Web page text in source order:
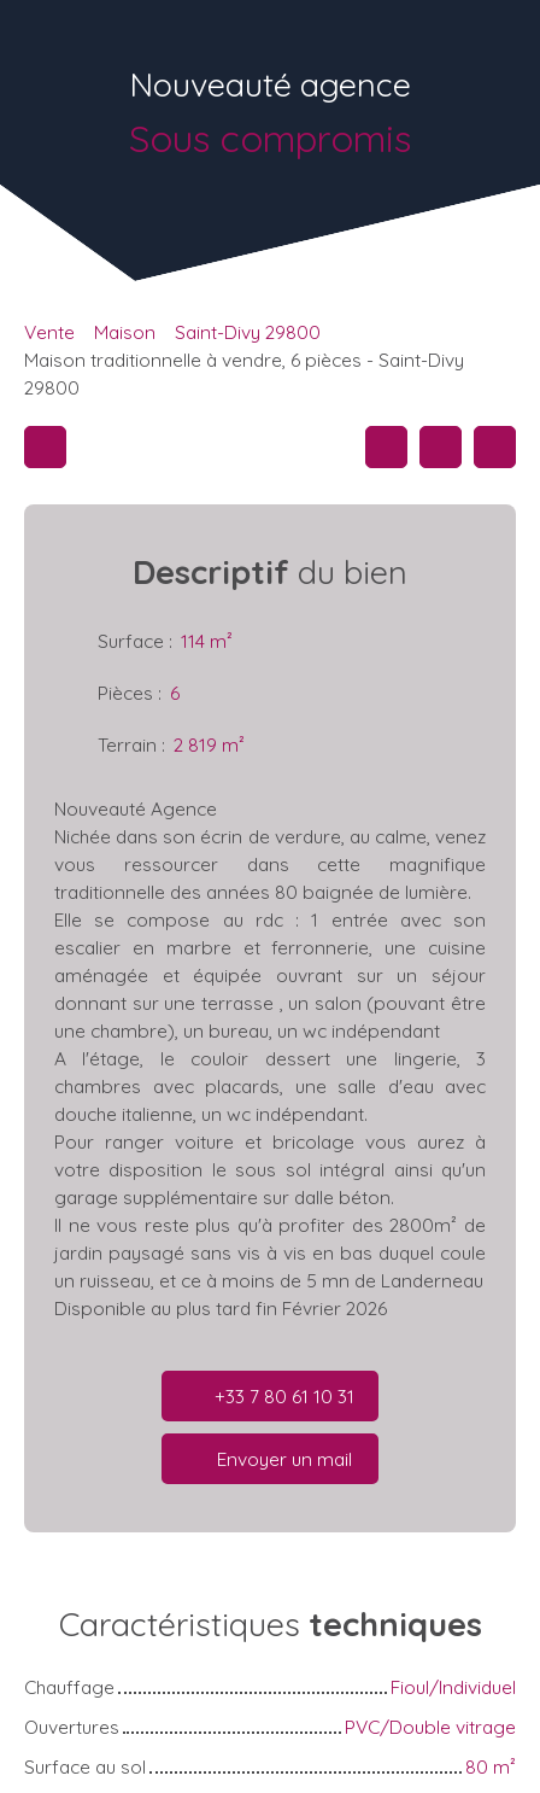
Nouveauté agence
Sous compromis
Vente Maison
Saint-Divy 29800
Maison traditionnelle à vendre, 6 pièces - Saint-Divy
29800
Descriptif du bien
Surface : 114 m²
Pièces : 6
Terrain : 2 819 m²
Nouveauté Agence
Nichée dans son écrin de verdure, au calme, venez
vous ressourcer dans cette magnifique
traditionnelle des années 80 baignée de lumière.
Elle se compose au rdc : 1 entrée avec son
escalier en marbre et ferronnerie, une cuisine
aménagée et équipée ouvrant sur un séjour
donnant sur une terrasse , un salon (pouvant être
une chambre), un bureau, un wc indépendant
A l'étage, le couloir dessert une lingerie, 3
chambres avec placards, une salle d'eau avec
douche italienne, un wc indépendant.
Pour ranger voiture et bricolage vous aurez à
votre disposition le sous sol intégral ainsi qu'un
garage supplémentaire sur dalle béton.
Il ne vous reste plus qu'à profiter des 2800m² de
jardin paysagé sans vis à vis en bas duquel coule
un ruisseau, et ce à moins de 5 mn de Landerneau
Disponible au plus tard fin Février 2026
+33 7 80 61 10 31
Envoyer un mail
Caractéristiques techniques
Chauffage
Fioul/Individuel
Ouvertures
PVC/Double vitrage
Surface au sol
80 m²